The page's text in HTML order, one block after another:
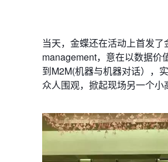
当天，金蝶还在活动上首发
management，意在以数据价
到M2M(机器与机器对话），
众人围观，掀起现场另一个小